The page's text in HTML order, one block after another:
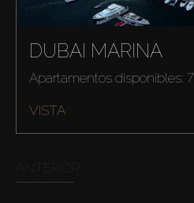
Venta
DUBAI MARINA
Apartamentos disponibles: 7
VISTA